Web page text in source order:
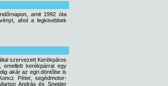
amit 1992 óta
ahol a legkisebbek
szervezett Kerékpáros
emellett kerékpárral egy
akár az egri döntőbe is
Péter, segédmotor-
András és Sneider